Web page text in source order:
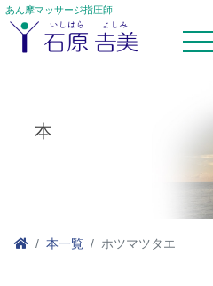
あん摩マッサージ指圧師
本
本一覧 ホツマツタエ